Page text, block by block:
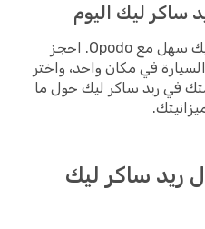
ساكر ليك اليوم
التخطيط لرحلة إلى ريد ساكر ليك سهل مع Opodo. احجز
في مكان واحد، واختر
في ريد ساكر ليك حول ما
ريد ساكر ليك